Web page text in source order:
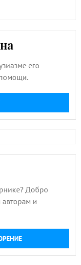
его
Добро
и